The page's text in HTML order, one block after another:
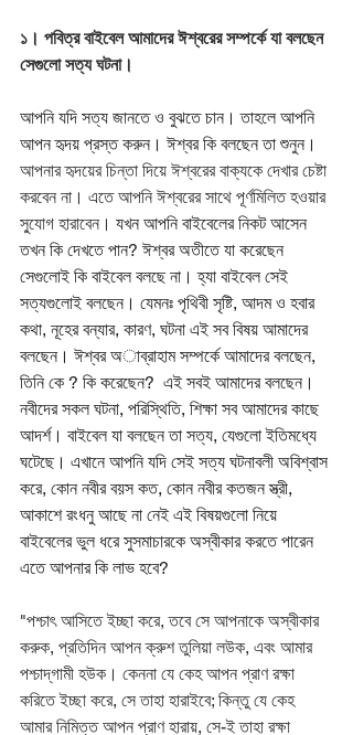
১। পবিত্র বাইবেল আমাদের ঈশ্বরের সম্পর্কে যা বলছেন
সেগুলো সত্য ঘটনা।
আপনি যদি সত্য জানতে ও বুঝতে চান। তাহলে আপনি
আপন হৃদয় প্রস্ত করুন। ঈশ্বর কি বলছেন তা শুনুন।
আপনার হৃদয়ের চিন্তা দিয়ে ঈশ্বরের বাক্যকে দেখার চেষ্টা
করবেন না। এতে আপনি ঈশ্বরের সাথে পূর্ণমিলিত হওয়ার
সু্যোগ হারাবেন। যখন আপনি বাইবেলের নিকট আসেন
তখন কি দেখতে পান? ঈশ্বর অতীতে যা করেছেন
সেগুলোই কি বাইবেল বলছে না। হ্যা বাইবেল সেই
সত্যগুলোই বলছেন। যেমনঃ পৃথিবী সৃষ্টি, আদম ও হবার
কথা, নূহের বন্যার, কারণ, ঘটনা এই সব বিষয় আমাদের
বলছেন। ঈশ্বর অাব্রাহাম সম্পর্কে আমাদের বলছেন,
তিনি কে ? কি করেছেন?  এই সবই আমাদের বলছেন।
নবীদের সকল ঘটনা, পরিস্থিতি, শিক্ষা সব আমাদের কাছে
আদর্শ। বাইবেল যা বলছেন তা সত্য, যেগুলো ইতিমধ্যে
ঘটেছে। এখানে আপনি যদি সেই সত্য ঘটনাবলী অবিশ্বাস
করে, কোন নবীর বয়স কত, কোন নবীর কতজন স্ত্রী,
আকাশে রংধনু আছে না নেই এই বিষয়গুলো নিয়ে
বাইবেলের ভুল ধরে সুসমাচারকে অস্বীকার করতে পারেন
এতে আপনার কি লাভ হবে?
"পশ্চাৎ আসিতে ইচ্ছা করে, তবে সে আপনাকে অস্বীকার
করুক, প্রতিদিন আপন ক্রুশ তুলিয়া লউক, এবং আমার
পশ্চাদ্‌গামী হউক। কেননা যে কেহ আপন প্রাণ রক্ষা
করিতে ইচ্ছা করে, সে তাহা হারাইবে; কিন্তু যে কেহ
আমার নিমিত্ত আপন প্রাণ হারায়, সে-ই তাহা রক্ষা